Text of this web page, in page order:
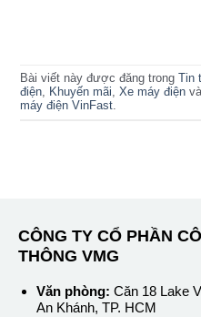
Bài viết này được đăng trong Tin
điện, Khuyến mãi, Xe máy điện
máy điện VinFast.
CÔNG TY CỔ PHẦN
THÔNG VMG
Văn phòng: Căn 18 Lake
An Khánh, TP. HCM